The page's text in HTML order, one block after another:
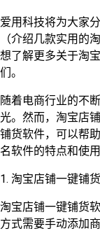
爱用科技将为大家
（介绍几款实用的
想了解更多关于淘
们。
随着电商行业的不
光。然而，淘宝店
铺货软件，可以帮
名软件的特点和使用
1. 淘宝店铺一键铺
淘宝店铺一键铺货
方式需要手动添加